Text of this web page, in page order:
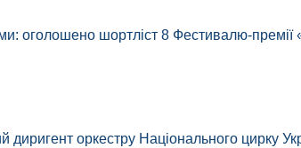
оголошено шортліст 8 Фестивалю-премії
диригент оркестру Національного цирку